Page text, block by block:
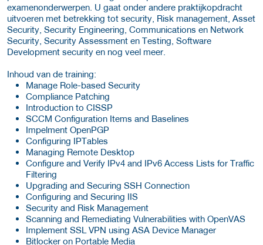
examenonderwerpen. U gaat onder andere praktijkopdracht
uitvoeren met betrekking tot security, Risk management, Asset
Security, Security Engineering, Communications en Network
Security, Security Assessment en Testing, Software
Development security en nog veel meer.
Inhoud van de training:
Manage Role-based Security
Compliance Patching
Introduction to CISSP
SCCM Configuration Items and Baselines
Impelment OpenPGP
Configuring IPTables
Managing Remote Desktop
Configure and Verify IPv4 and IPv6 Access Lists for Traffic
Filtering
Upgrading and Securing SSH Connection
Configuring and Securing IIS
Security and Risk Management
Scanning and Remediating Vulnerabilities with OpenVAS
Implement SSL VPN using ASA Device Manager
Bitlocker on Portable Media